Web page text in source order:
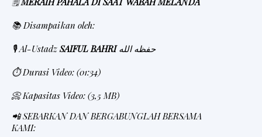
📚 Disampaikan oleh:
🎙 Al-UstadzSAIFUL BAHRI حفظه الله
⏱Durasi Video: (01:34)
📀 Kapasitas Video: (3,5 MB)
📲 SEBARKAN DAN BERGABUNGLAH BERSAMA
KAMI: